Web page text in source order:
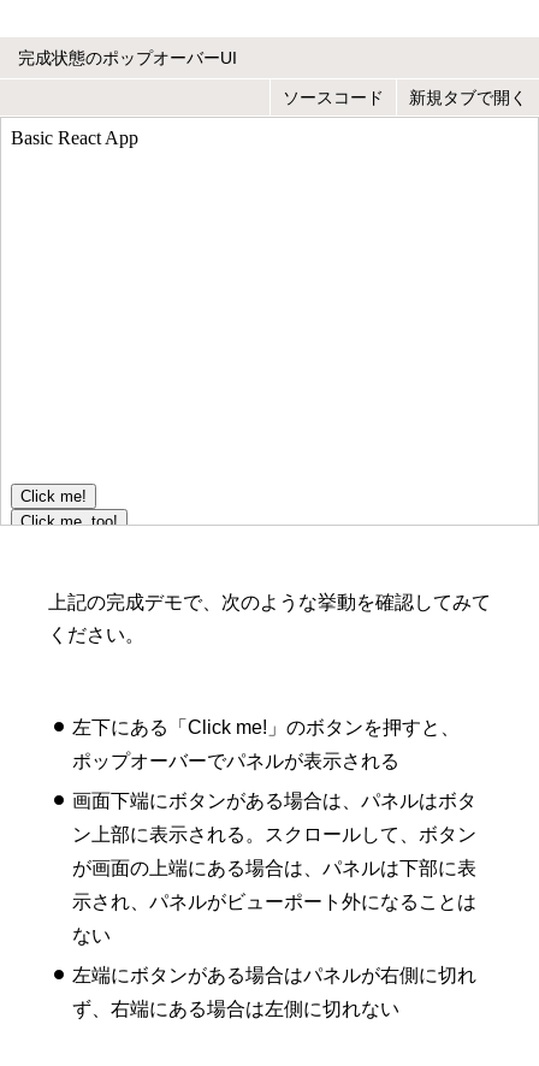
上記の完成デモで、次のような挙動を確認してみて
ください。
左下にある「Click me!」のボタンを押すと、
ポップオーバーでパネルが表示される
画面下端にボタンがある場合は、パネルはボタ
ン上部に表示される。スクロールして、ボタン
が画面の上端にある場合は、パネルは下部に表
示され、パネルがビューポート外になることは
ない
左端にボタンがある場合はパネルが右側に切れ
ず、右端にある場合は左側に切れない